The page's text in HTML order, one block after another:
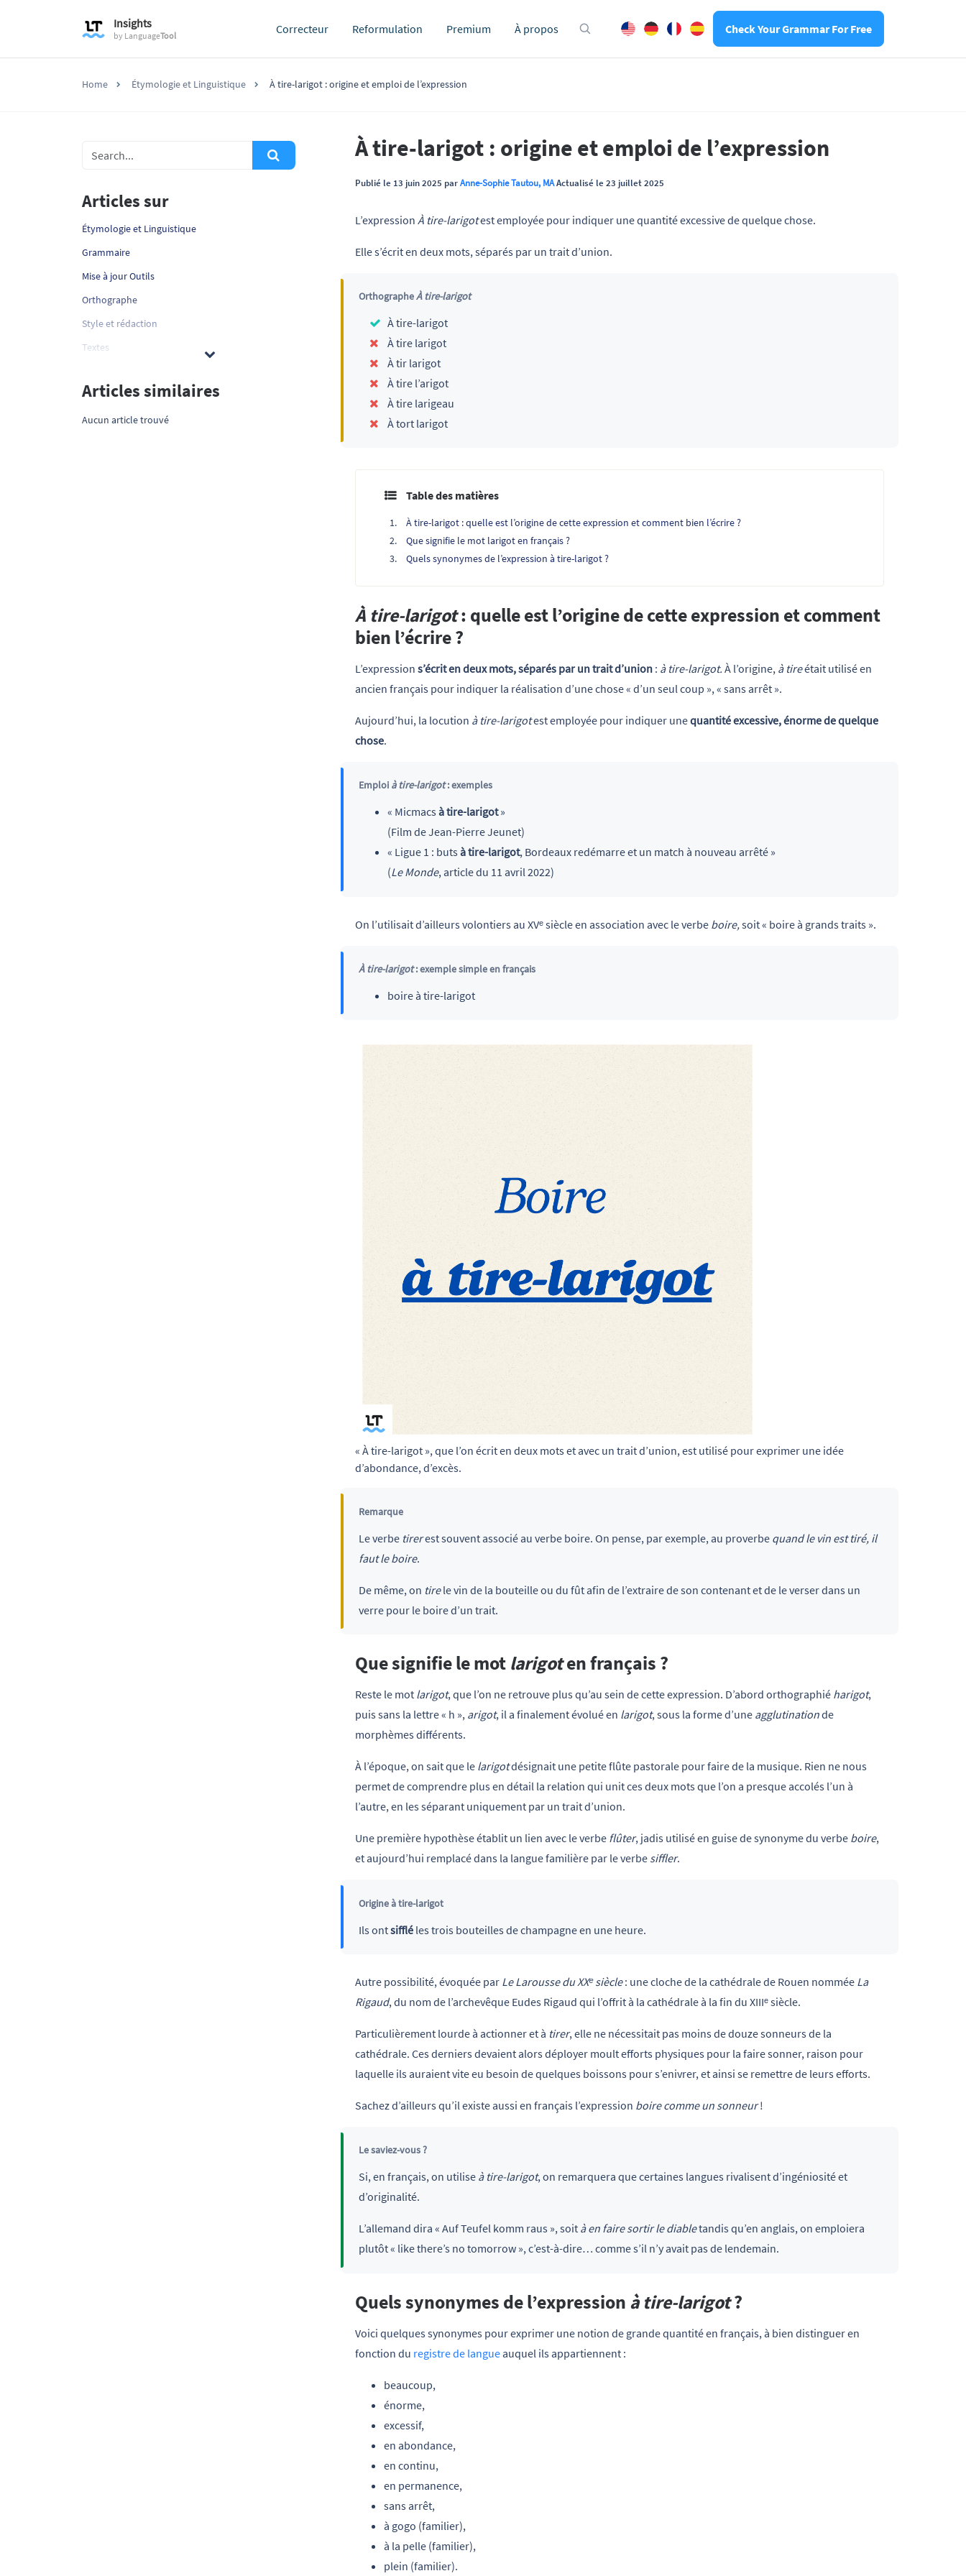
Insights
by LanguageTool Correcteur Reformulation Premium À propos Check Your Grammar For Free
Home Étymologie et Linguistique À tire-larigot : origine et emploi de l’expression
À tire-larigot : origine et emploi de l’expression
Publié le 13 juin 2025 parAnne-Sophie Tautou, MAActualisé le 23 juillet 2025
L’expression À tire-larigotest employée pour indiquer une quantité excessive de quelque chose.
Elle s’écrit en deux mots, séparés par un trait d’union.
OrthographeÀ tire-larigot
À tire-larigot
À tire larigot
À tir larigot
À tire l’arigot
À tire larigeau
À tort larigot
Table des matières
À tire-larigot : quelle est l’origine de cette expression et comment bien l’écrire ?
Que signifie le mot larigot en français ?
Quels synonymes de l’expression à tire-larigot ?
À tire-larigot: quelle est l’origine de cette expression et comment
bien l’écrire ?
L’expression s’écrit en deux mots, séparés par un trait d’union : à tire-larigot. À l’origine, à tireétait utilisé en
ancien français pour indiquer la réalisation d’une chose « d’un seul coup », « sans arrêt ».
Aujourd’hui, la locution à tire-larigotest employée pour indiquer unequantité excessive, énorme de quelque
chose.
Emploi à tire-larigot: exemples
« Micmacs à tire-larigot»
(Film de Jean-Pierre Jeunet)
« Ligue 1 : buts à tire-larigot, Bordeaux redémarre et un match à nouveau arrêté »
(Le Monde, article du 11 avril 2022)
On l’utilisait d’ailleurs volontiers au XVᵉ siècle en association avec le verbe boire,soit « boire à grands traits ».
À tire-larigot: exemple simple en français
boire à tire-larigot
« À tire-larigot », que l’on écrit en deux mots et avec un trait d’union, est utilisé pour exprimer une idée
d’abondance, d’excès.
Remarque
Le verbe tirerest souvent associé au verbe boire. On pense, par exemple, au proverbe quand le vin est tiré, il
faut le boire.
De même, on tirele vin de la bouteille ou du fût afin de l’extraire de son contenant et de le verser dans un
verre pour le boire d’un trait.
Que signifie le mot larigoten français ?
Reste le mot larigot, que l’on ne retrouve plus qu’au sein de cette expression. D’abord orthographié harigot,
puis sans la lettre « h », arigot, il a finalement évolué en larigot, sous la forme d’une agglutinationde
morphèmes différents.
À l’époque, on sait que le larigotdésignait une petite flûte pastorale pour faire de la musique. Rien ne nous
permet de comprendre plus en détail la relation qui unit ces deux mots que l’on a presque accolés l’un à
l’autre, en les séparant uniquement par un trait d’union.
Une première hypothèse établit un lien avec le verbe flûter, jadis utilisé en guise de synonyme du verbe boire,
et aujourd’hui remplacé dans la langue familière par le verbe siffler.
Origine à tire-larigot
Ils ontsiffléles trois bouteilles de champagne en une heure.
Autre possibilité, évoquée par Le Larousse du XXᵉ siècle: une cloche de la cathédrale de Rouen nommée La
Rigaud, du nom de l’archevêque Eudes Rigaud qui l’offrit à la cathédrale à la fin du XIIIᵉ siècle.
Particulièrement lourde à actionner et à tirer, elle ne nécessitait pas moins de douze sonneurs de la
cathédrale. Ces derniers devaient alors déployer moult efforts physiques pour la faire sonner, raison pour
laquelle ils auraient vite eu besoin de quelques boissons pour s’enivrer, et ainsi se remettre de leurs efforts.
Sachez d’ailleurs qu’il existe aussi en français l’expression boire comme un sonneur!
Le saviez-vous ?
Si, en français, on utilise à tire-larigot, on remarquera que certaines langues rivalisent d’ingéniosité et
d’originalité.
L’allemand dira « Auf Teufel komm raus », soit à en faire sortir le diabletandis qu’en anglais, on emploiera
plutôt « like there’s no tomorrow », c’est-à-dire… comme s’il n’y avait pas de lendemain.
Quels synonymes de l’expression à tire-larigot?
Voici quelques synonymes pour exprimer une notion de grande quantité en français, à bien distinguer en
fonction du registre de langueauquel ils appartiennent :
beaucoup,
énorme,
excessif,
en abondance,
en continu,
en permanence,
sans arrêt,
à gogo (familier),
à la pelle (familier),
plein (familier).
Articles sur
Étymologie et Linguistique
Grammaire
Mise à jour Outils
Orthographe
Style et rédaction
Textes
Articles similaires
Aucun article trouvé